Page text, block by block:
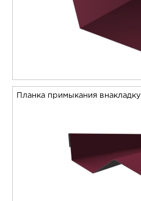
Планка примыкания внакладку